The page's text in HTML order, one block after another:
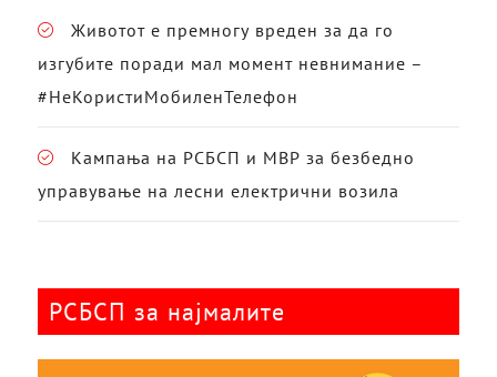
Животот е премногу вреден за да го
изгубите поради мал момент невнимание –
#НеКористиМобиленТелефон
Кампања на РСБСП и МВР за безбедно
управување на лесни електрични возила
РСБСП за најмалите